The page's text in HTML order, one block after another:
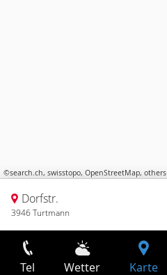
©search.ch, swisstopo, OpenStreetMap, others
Dorfstr.
3946 Turtmann
Tel Wetter Karte